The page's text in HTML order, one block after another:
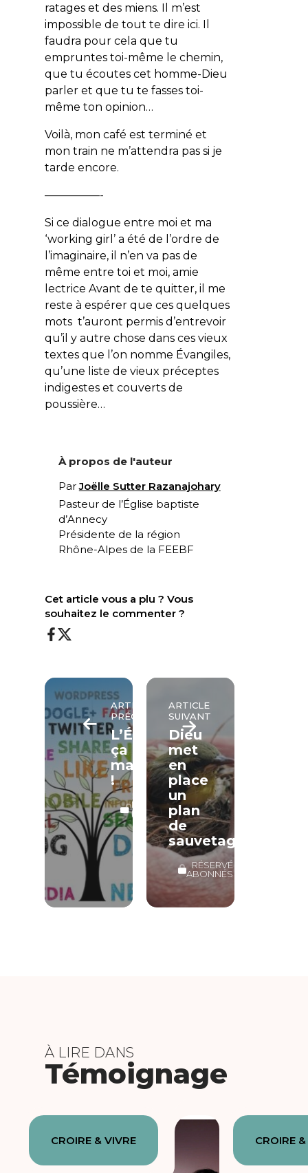
ratages et des miens. Il m’est
impossible de tout te dire ici. Il
faudra pour cela que tu
empruntes toi-même le chemin,
que tu écoutes cet homme-Dieu
parler et que tu te fasses toi-
même ton opinion…
Voilà, mon café est terminé et
mon train ne m’attendra pas si je
tarde encore.
—————-
Si ce dialogue entre moi et ma
‘working girl’ a été de l’ordre de
l’imaginaire, il n’en va pas de
même entre toi et moi, amie
lectrice Avant de te quitter, il me
reste à espérer que ces quelques
mots t’auront permis d’entrevoir
qu’il y autre chose dans ces vieux
textes que l’on nomme Évangiles,
qu’une liste de vieux préceptes
indigestes et couverts de
poussière…
À propos de l'auteur
ParJoëlle Sutter Razanajohary
Pasteur de l’Église baptiste
d’Annecy
Présidente de la région
Rhône-Alpes de la FEEBF
Cet article vous a plu ? Vous
souhaitez le commenter ?
ARTICLE
PRÉCÉDENT
L’Évangile,
ça
marche
!
LECTURE
LIBRE
ARTICLE
SUIVANT
Dieu
met
en
place
un
plan
de
sauvetage
RÉSERVÉ
ABONNÉS
À LIRE DANS
Témoignage
CROIRE & VIVRE CROIRE